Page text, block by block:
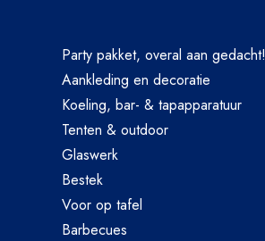
Party pakket, overal aan gedacht!
Aankleding en decoratie
Koeling, bar- & tapapparatuur
Tenten & outdoor
Glaswerk
Bestek
Voor op tafel
Barbecues